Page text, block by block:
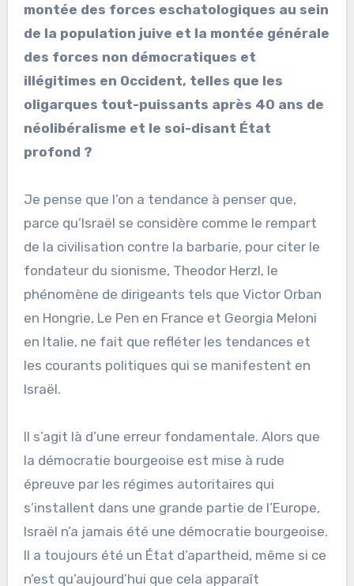
montée des forces eschatologiques au sein
de la population juive et la montée générale
des forces non démocratiques et
illégitimes en Occident, telles que les
oligarques tout-puissants après 40 ans de
néolibéralisme et le soi-disant État
profond ?
Je pense que l’on a tendance à penser que,
parce qu’Israël se considère comme le rempart
de la civilisation contre la barbarie, pour citer le
fondateur du sionisme, Theodor Herzl, le
phénomène de dirigeants tels que Victor Orban
en Hongrie, Le Pen en France et Georgia Meloni
en Italie, ne fait que refléter les tendances et
les courants politiques qui se manifestent en
Israël.
Il s’agit là d’une erreur fondamentale. Alors que
la démocratie bourgeoise est mise à rude
épreuve par les régimes autoritaires qui
s’installent dans une grande partie de l’Europe,
Israël n’a jamais été une démocratie bourgeoise.
Il a toujours été un État d’apartheid, même si ce
n’est qu’aujourd’hui que cela apparaît